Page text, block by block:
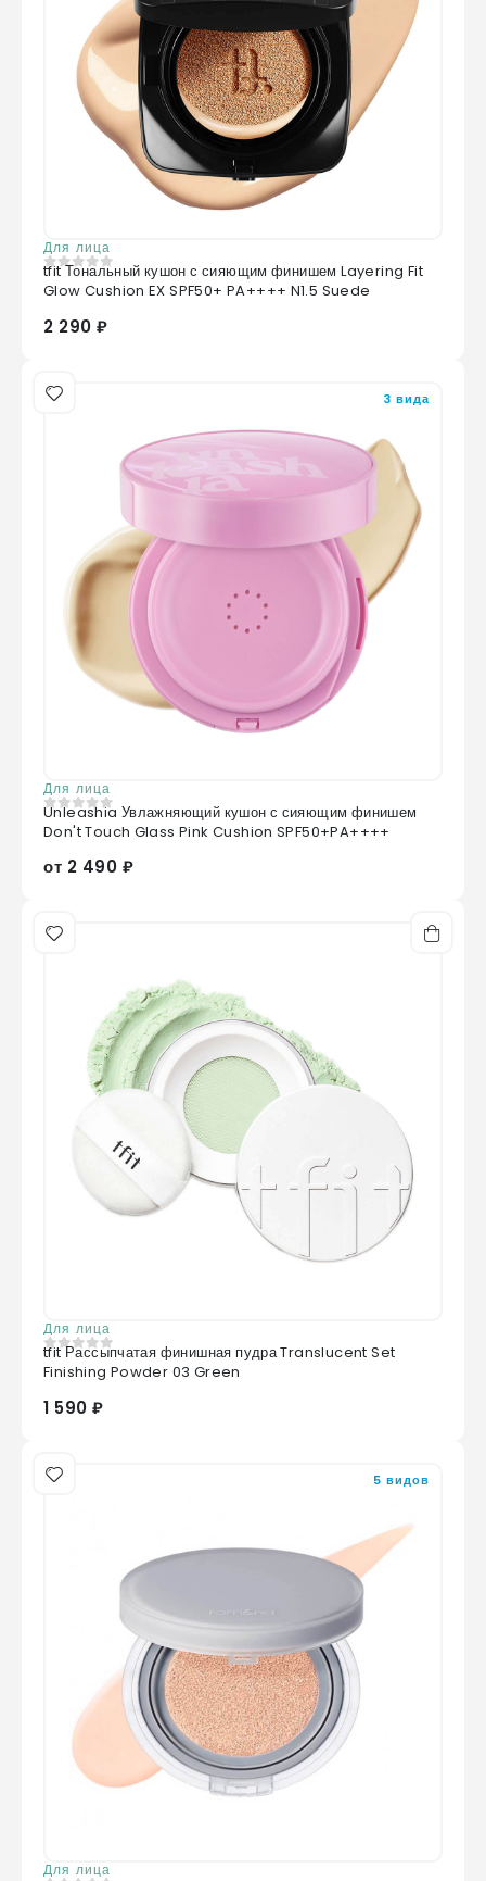
Для лица
0 из 5
tfit Тональный кушон с сияющим финишем Layering Fit
Glow Cushion EX SPF50+ PA++++ N1.5 Suede
2 290 ₽
3 вида
Для лица
0из 5
Unleashia Увлажняющий кушон с сияющим финишем
Don't Touch Glass Pink Cushion SPF50+PA++++
от 2 490 ₽
Для лица
0 из 5
tfit Рассыпчатая финишная пудра Translucent Set
Finishing Powder 03 Green
1 590 ₽
5 видов
Для лица